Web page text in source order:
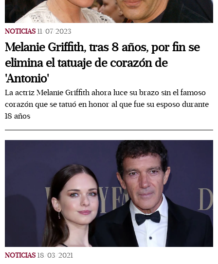
NOTICIAS 11/07/2023
Melanie Griffith, tras 8 años, por fin se
elimina el tatuaje de corazón de
'Antonio'
La actriz Melanie Griffith ahora luce su brazo sin el famoso
corazón que se tatuó en honor al que fue su esposo durante
18 años
NOTICIAS 18/03/2021